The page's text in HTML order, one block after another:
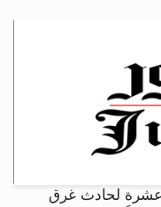
عشرة لحادث غرق